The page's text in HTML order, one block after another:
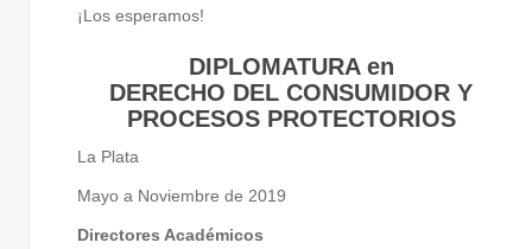
¡Los esperamos!
DIPLOMATURA en
DERECHO DEL CONSUMIDOR Y
PROCESOS PROTECTORIOS
La Plata
Mayo a Noviembre de 2019
Directores Académicos